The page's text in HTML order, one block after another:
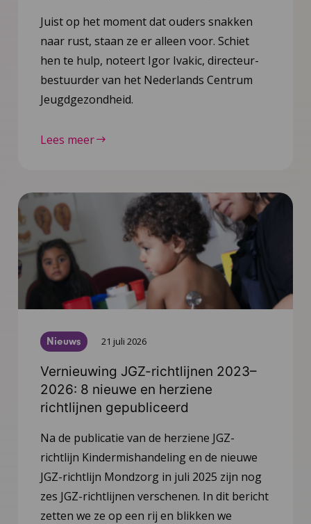
Juist op het moment dat ouders snakken
naar rust, staan ze er alleen voor. Schiet
hen te hulp, noteert Igor Ivakic, directeur-
bestuurder van het Nederlands Centrum
Jeugdgezondheid.
Lees meer
Nieuws 21 juli 2026
Vernieuwing JGZ-richtlijnen 2023–
2026: 8 nieuwe en herziene
richtlijnen gepubliceerd
Na de publicatie van de herziene JGZ-
richtlijn Kindermishandeling en de nieuwe
JGZ-richtlijn Mondzorg in juli 2025 zijn nog
zes JGZ-richtlijnen verschenen. In dit bericht
zetten we ze op een rij en blikken we